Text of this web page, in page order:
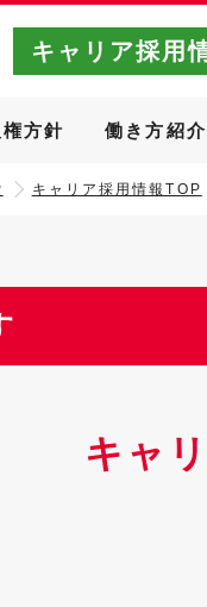
キャリア採用
方針 働き方紹介
キャリア採用情報TOP
キャ